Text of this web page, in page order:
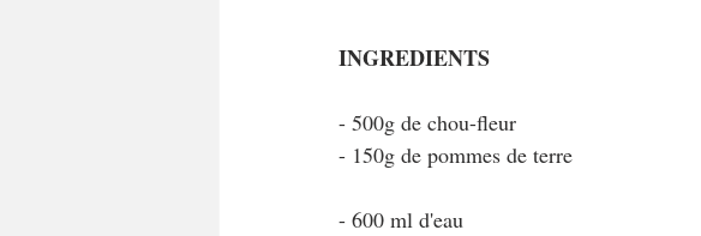
INGREDIENTS
- 500g de chou-fleur
- 150g de pommes de terre
- 600 ml d'eau